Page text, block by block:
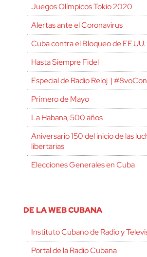
Juegos Olímpicos Tokio 2020
Alertas ante el Coronavirus
Cuba contra el Bloqueo de EE.UU.
Hasta Siempre Fidel
Especial de Radio Reloj |
Primero de Mayo
La Habana, 500 años
Aniversario 150 del inicio de las
libertarias
Elecciones Generales en Cuba
DE LA WEB CUBANA
Instituto Cubano de Radio y
Portal de la Radio Cubana